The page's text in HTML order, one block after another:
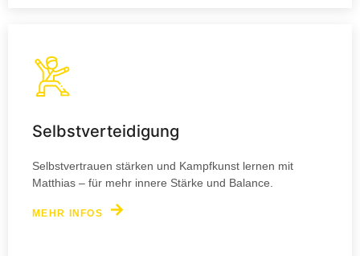
Selbstverteidigung
Selbstvertrauen stärken und Kampfkunst lernen mit
Matthias – für mehr innere Stärke und Balance.
MEHR INFOS